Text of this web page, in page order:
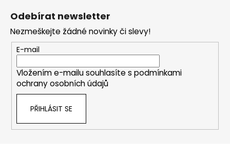
Odebírat newsletter
Nezmeškejte žádné novinky či slevy!
E-mail
Vložením e-mailu souhlasíte s podmínkami
ochrany osobních údajů
PŘIHLÁSIT SE